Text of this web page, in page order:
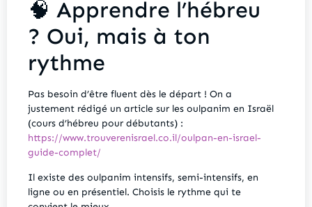
🧠 Apprendre l’hébreu
? Oui, mais à ton
rythme
Pas besoin d’être fluent dès le départ ! On a
justement rédigé un article sur les oulpanim en Israël
(cours d’hébreu pour débutants) :
https://www.trouverenisrael.co.il/oulpan-en-israel-
guide-complet/
Il existe des oulpanim intensifs, semi-intensifs, en
ligne ou en présentiel. Choisis le rythme qui te